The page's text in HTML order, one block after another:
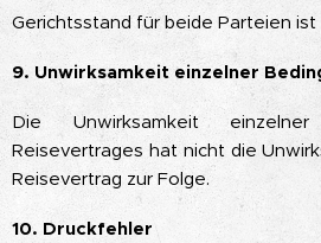
Gerichtsstand für beide Parteien ist
9. Unwirksamkeit einzelner
Die Unwirksamkeit
Reisevertrages hat nicht die
Reisevertrag zur Folge.
10. Druckfehler